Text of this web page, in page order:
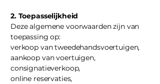
2. Toepasselijkheid
Deze algemene voorwaarden zijn van
toepassing op:
verkoop van tweedehandsvoertuigen,
aankoop van voertuigen,
consignatieverkoop,
online reservaties,